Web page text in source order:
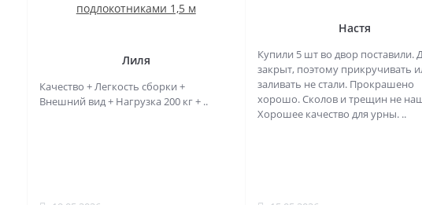
подлокотниками 1,5 м
Лиля
Качество + Легкость сборки +
Внешний вид + Нагрузка 200 кг + ..
Настя
Купили 5 шт во двор поставили.
закрыт, поэтому прикручивать
заливать не стали. Прокрашено
хорошо. Сколов и трещин не
Хорошее качество для урны. ..